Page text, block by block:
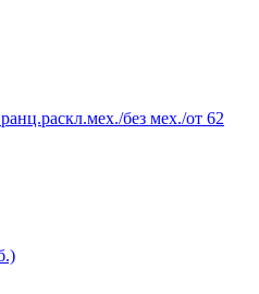
без мех./от 62